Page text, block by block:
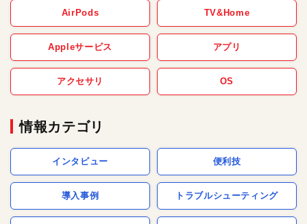
AirPods TV&Home
Appleサービス アプリ
アクセサリ OS
情報カテゴリ
インタビュー 便利技
導入事例 トラブルシューティング